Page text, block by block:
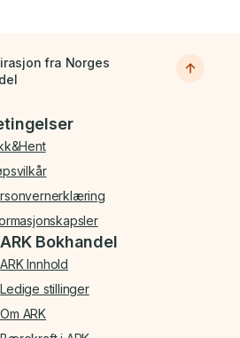
fra Norges
ARK Bokhandel
ARK Innhold
Ledige stillinger
Om ARK